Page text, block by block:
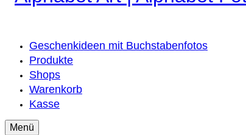
Geschenkideen mit Buchstabenfotos
Produkte
Shops
Warenkorb
Kasse
Menü